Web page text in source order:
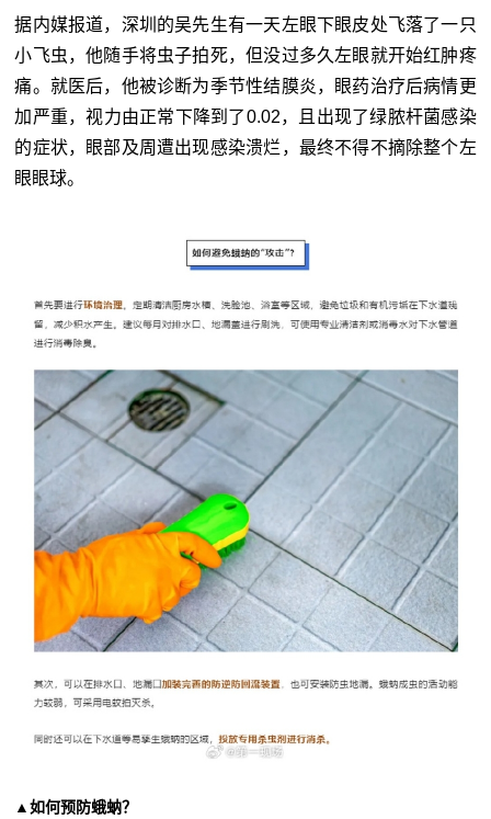
据内媒报道，深圳的吴先生有一天左眼下眼皮处飞落了一只
小飞虫，他随手将虫子拍死，但没过多久左眼就开始红肿疼
痛。就医后，他被诊断为季节性结膜炎，眼药治疗后病情更
加严重，视力由正常下降到了0.02，且出现了绿脓杆菌感染
的症状，眼部及周遭出现感染溃烂，最终不得不摘除整个左
眼眼球。
▲如何预防蛾蚋？